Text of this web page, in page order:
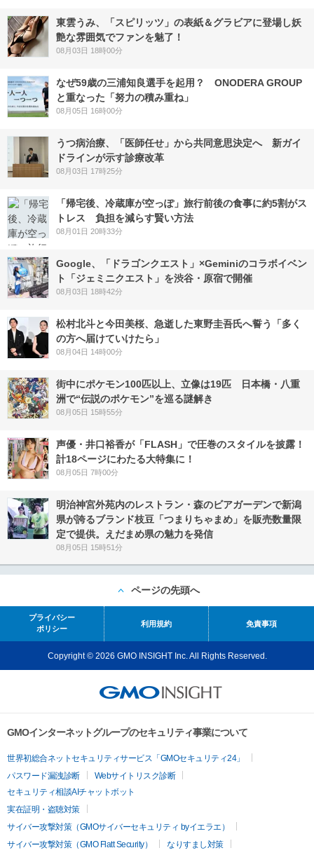
東雲うみ、「スピリッツ」の表紙＆グラビアに登場し妖
艶な雰囲気でファンを魅了！
08月03日 18時00分
なぜ59歳の三浦知良選手を起用？ ONODERA GROUP
と重なった「努力の積み重ね」
08月05日 16時00分
うつ病治療、「医師任せ」から共同意思決定へ 新ガイ
ドラインが示す診療改革
08月03日 17時25分
「帰宅後、冷蔵庫が空っぽ」旅行前後の食事に約5割がス
トレス 負担を減らす賢い方法
08月01日 20時33分
Google、「ドラゴンクエスト」×Geminiのコラボイベン
ト「ジェミニクエスト」を渋谷・原宿で開催
08月03日 18時42分
松村北斗と今田美桜、急逝した東野圭吾氏へ誓う「多く
の方へ届けていけたら」
08月04日 14時00分
街中にポケモン100匹以上、立像は19匹 日本橋・八重
洲で“伝説のポケモン”を巡る謎解き
08月05日 15時55分
声優・井口裕香が「FLASH」で圧巻のスタイルを披露！
計18ページにわたる大特集に！
08月05日 7時00分
明治神宮外苑内のレストラン・森のビアガーデンで新潟
県が誇るブランド枝豆「つまりちゃまめ」を販売数量限
定で提供。えだまめ県の魅力を発信
08月05日 15時51分
ページの先頭へ
プライバシー
ポリシー
利用規約 免責事項
Copyright © 2026 GMO INSIGHT Inc. All Rights Reserved.
GMOインターネットグループのセキュリティ事業について
世界初総合ネットセキュリティサービス「GMOセキュリティ24」
パスワード漏洩診断
Webサイトリスク診断
セキュリティ相談AIチャットボット
実在証明・盗聴対策
サイバー攻撃対策（GMOサイバーセキュリティ byイエラエ）
サイバー攻撃対策（GMO Flatt Security）
なりすまし対策